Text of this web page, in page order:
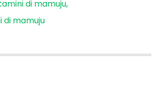
di mamuju
di mamuju